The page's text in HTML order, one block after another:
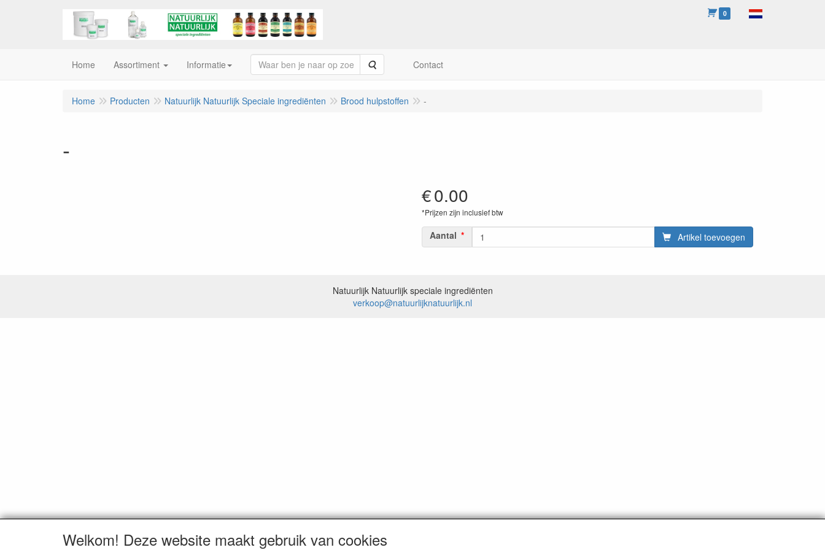
0
Home Assortiment Informatie Zoeken Contact
Home Producten Natuurlijk Natuurlijk Speciale ingrediënten Brood hulpstoffen -
-
€0.00
*Prijzen zijn inclusief btw
Aantal Artikel toevoegen
Natuurlijk Natuurlijk speciale ingrediënten
verkoop@natuurlijknatuurlijk.nl
Welkom! Deze website maakt gebruik van cookies